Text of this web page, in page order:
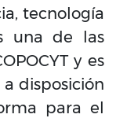
tecnología
una de las
y es
disposición
para el